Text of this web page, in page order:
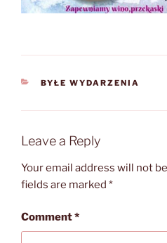
CATEGORIES
BYŁE WYDARZENIA
Leave a Reply
Your email address will not
fields are marked *
Comment*